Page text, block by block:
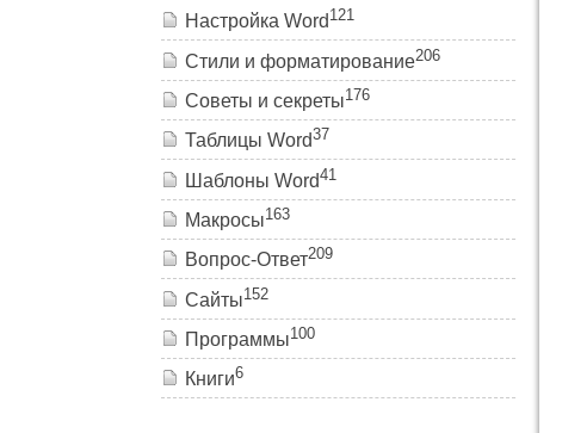
Настройка Word 121
Стили и форматирование206
Советы и cекреты176
Таблицы Word37
Шаблоны Word41
Макросы163
Вопрос-Ответ209
Сайты152
Программы100
Книги6